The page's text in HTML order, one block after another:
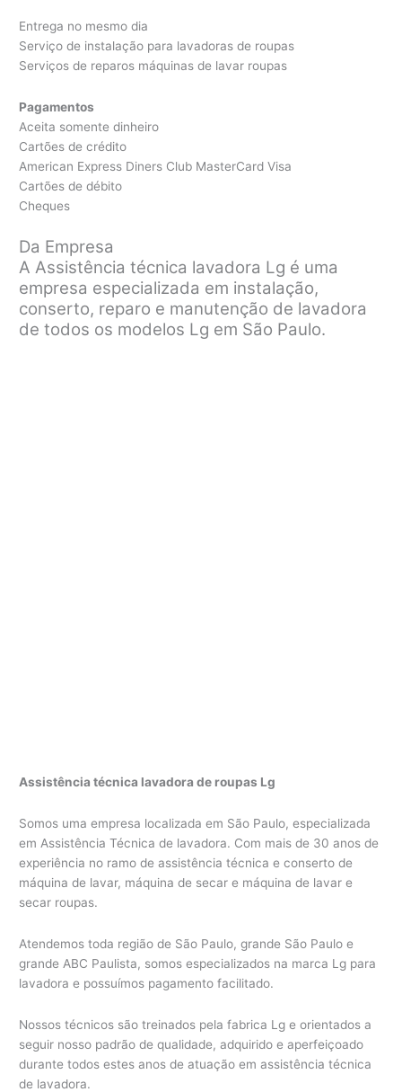
Entrega no mesmo dia
Serviço de instalação para lavadoras de roupas
Serviços de reparos máquinas de lavar roupas
Pagamentos
Aceita somente dinheiro
Cartões de crédito
American Express Diners Club MasterCard Visa
Cartões de débito
Cheques
Da Empresa
A Assistência técnica lavadora Lg é uma
empresa especializada em instalação,
conserto, reparo e manutenção de lavadora
de todos os modelos Lg em São Paulo.
Assistência técnica lavadora de roupas Lg
Somos uma empresa localizada em São Paulo, especializada
em Assistência Técnica de lavadora. Com mais de 30 anos de
experiência no ramo de assistência técnica e conserto de
máquina de lavar, máquina de secar e máquina de lavar e
secar roupas.
Atendemos toda região de São Paulo, grande São Paulo e
grande ABC Paulista, somos especializados na marca Lg para
lavadora e possuímos pagamento facilitado.
Nossos técnicos são treinados pela fabrica Lg e orientados a
seguir nosso padrão de qualidade, adquirido e aperfeiçoado
durante todos estes anos de atuação em assistência técnica
de lavadora.